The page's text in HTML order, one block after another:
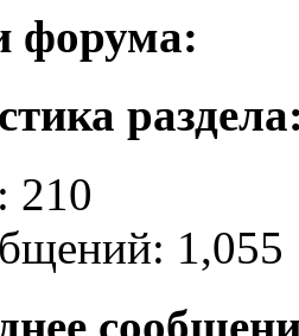
форума:
210
1,055